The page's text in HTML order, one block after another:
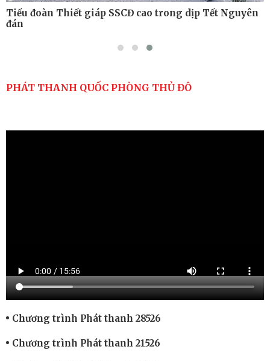
Tiểu đoàn Thiết giáp SSCĐ cao trong dịp Tết Nguyên
đán
PHÁT THANH QUỐC PHÒNG THỦ ĐÔ
Chương trình Phát thanh 28526
Chương trình Phát thanh 21526